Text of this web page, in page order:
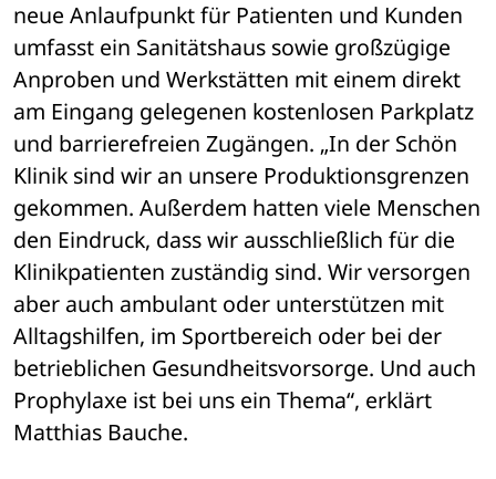
neue Anlaufpunkt für Patienten und Kunden
umfasst ein Sanitätshaus sowie großzügige
Anproben und Werkstätten mit einem direkt
am Eingang gelegenen kostenlosen Parkplatz
und barrierefreien Zugängen. „In der Schön
Klinik sind wir an unsere Produktionsgrenzen
gekommen. Außerdem hatten viele Menschen
den Eindruck, dass wir ausschließlich für die
Klinikpatienten zuständig sind. Wir versorgen
aber auch ambulant oder unterstützen mit
Alltagshilfen, im Sportbereich oder bei der
betrieblichen Gesundheitsvorsorge. Und auch
Prophylaxe ist bei uns ein Thema“, erklärt
Matthias Bauche.